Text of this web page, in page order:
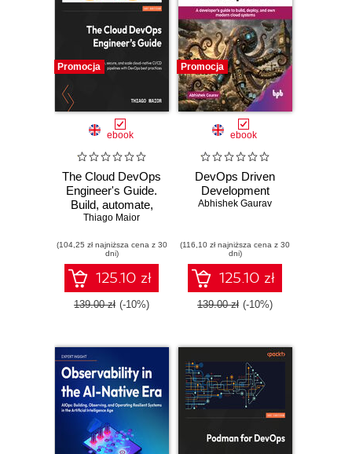
Promocja
ebook
The Cloud DevOps
Engineer's Guide.
Build, automate,
secure, and scale
pipelines with
DevOps best
practices
Thiago Maior
(104,25 zł najniższa cena z 30
dni)
125.10 zł
139.00 zł (-10%)
Promocja
ebook
DevOps Driven
Development
Abhishek Gaurav
(116,10 zł najniższa cena z 30
dni)
125.10 zł
139.00 zł (-10%)